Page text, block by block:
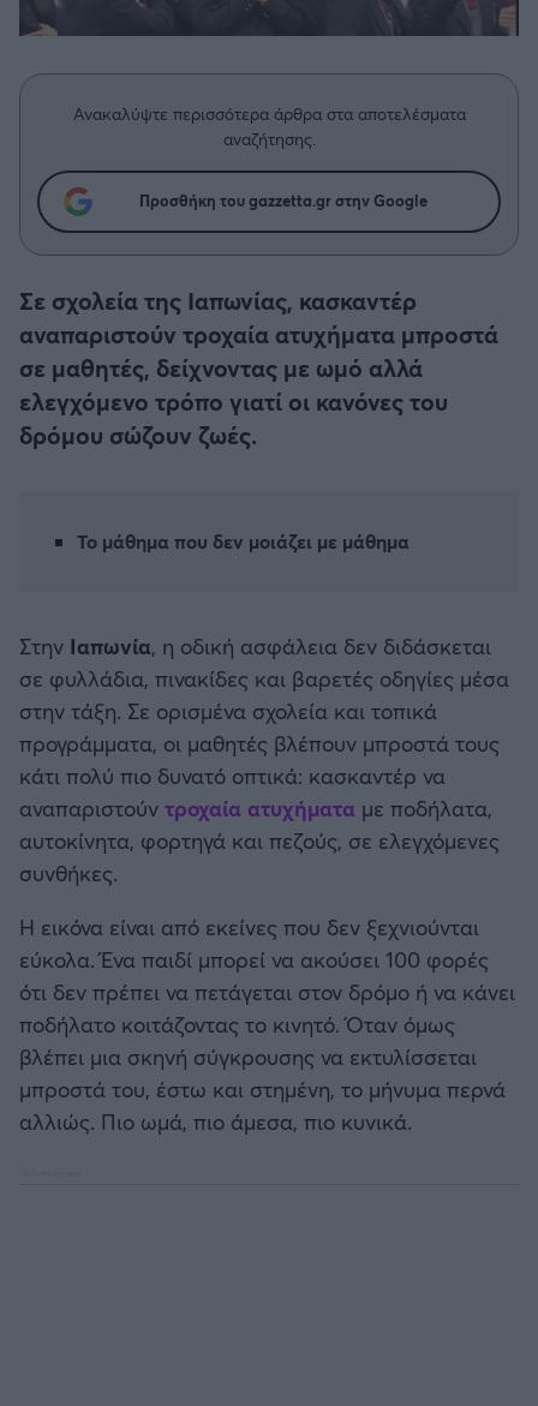
Δημήτρης Τσορμπατζόγλου
Άρης
Βόλος
Ατρόμητος Αθηνών
Κηφισιά
Αστέρας Τρίπολης
Καλαμάτα
Μπαρτσελόνα
Ρεάλ Μαδρίτης
Ατλέτικο Μαδρίτης
Μάντσεστερ Γιουνάιτεντ
Μάντσεστερ Σίτι
Λίβερπουλ
Τσέλσι
Άρσεναλ
Συνεντεύξεις
Ανακαλύψτε περισσότερα άρθρα στα αποτελέσματα
αναζήτησης.
Προσθήκη του gazzetta.gr στην Google
Σε σχολεία της Ιαπωνίας, κασκαντέρ
αναπαριστούν τροχαία ατυχήματα μπροστά
σε μαθητές, δείχνοντας με ωμό αλλά
ελεγχόμενο τρόπο γιατί οι κανόνες του
δρόμου σώζουν ζωές.
Το μάθημα που δεν μοιάζει με μάθημα
Στην Ιαπωνία, η οδική ασφάλεια δεν διδάσκεται
σε φυλλάδια, πινακίδες και βαρετές οδηγίες μέσα
στην τάξη. Σε ορισμένα σχολεία και τοπικά
προγράμματα, οι μαθητές βλέπουν μπροστά τους
κάτι πολύ πιο δυνατό οπτικά: κασκαντέρ να
αναπαριστούν τροχαία ατυχήματα με ποδήλατα,
αυτοκίνητα, φορτηγά και πεζούς, σε ελεγχόμενες
συνθήκες.
Η εικόνα είναι από εκείνες που δεν ξεχνιούνται
εύκολα. Ένα παιδί μπορεί να ακούσει 100 φορές
ότι δεν πρέπει να πετάγεται στον δρόμο ή να κάνει
ποδήλατο κοιτάζοντας το κινητό. Όταν όμως
βλέπει μια σκηνή σύγκρουσης να εκτυλίσσεται
μπροστά του, έστω και στημένη, το μήνυμα περνά
αλλιώς. Πιο ωμά, πιο άμεσα, πιο κυνικά.